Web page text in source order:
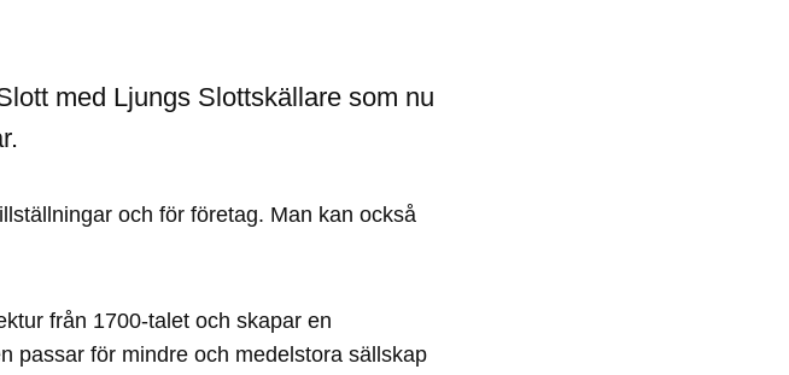
med Ljungs Slottskällare som nu
och för företag. Man kan också
från 1700-talet och skapar en
passar för mindre och medelstora sällskap